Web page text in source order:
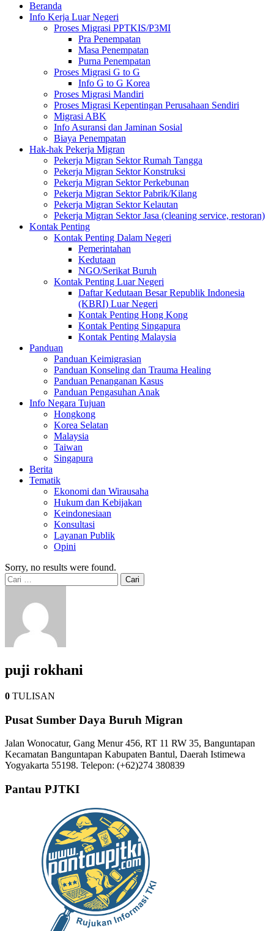
Beranda
Info Kerja Luar Negeri
Proses Migrasi PPTKIS/P3MI
Pra Penempatan
Masa Penempatan
Purna Penempatan
Proses Migrasi G to G
Info G to G Korea
Proses Migrasi Mandiri
Proses Migrasi Kepentingan Perusahaan Sendiri
Migrasi ABK
Info Asuransi dan Jaminan Sosial
Biaya Penempatan
Hak-hak Pekerja Migran
Pekerja Migran Sektor Rumah Tangga
Pekerja Migran Sektor Konstruksi
Pekerja Migran Sektor Perkebunan
Pekerja Migran Sektor Pabrik/Kilang
Pekerja Migran Sektor Kelautan
Pekerja Migran Sektor Jasa (cleaning service, restoran)
Kontak Penting
Kontak Penting Dalam Negeri
Pemerintahan
Kedutaan
NGO/Serikat Buruh
Kontak Penting Luar Negeri
Daftar Kedutaan Besar Republik Indonesia
(KBRI) Luar Negeri
Kontak Penting Hong Kong
Kontak Penting Singapura
Kontak Penting Malaysia
Panduan
Panduan Keimigrasian
Panduan Konseling dan Trauma Healing
Panduan Penanganan Kasus
Panduan Pengasuhan Anak
Info Negara Tujuan
Hongkong
Korea Selatan
Malaysia
Taiwan
Singapura
Berita
Tematik
Ekonomi dan Wirausaha
Hukum dan Kebijakan
Keindonesiaan
Konsultasi
Layanan Publik
Opini
Sorry, no results were found.
Cari
untuk:
puji rokhani
0 TULISAN
Pusat Sumber Daya Buruh Migran
Jalan Wonocatur, Gang Menur 456, RT 11 RW 35, Banguntapan
Kecamatan Banguntapan Kabupaten Bantul, Daerah Istimewa
Yogyakarta 55198. Telepon: (+62)274 380839
Pantau PJTKI